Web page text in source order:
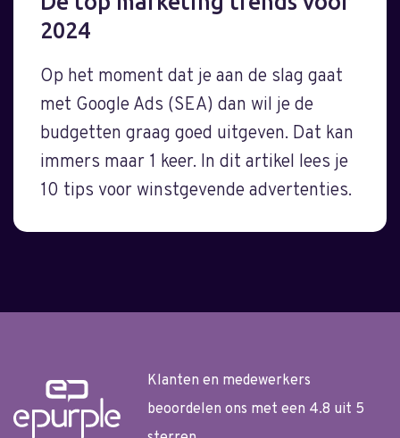
2024
Op het moment dat je aan de slag gaat
met Google Ads (SEA) dan wil je de
budgetten graag goed uitgeven. Dat kan
immers maar 1 keer. In dit artikel lees je
10 tips voor winstgevende advertenties.
Klanten en medewerkers
beoordelen ons met een 4.8 uit 5